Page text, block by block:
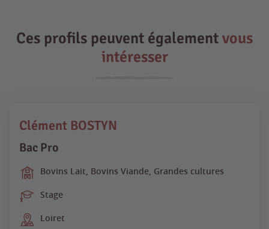
Ces profils peuvent égalementvous
intéresser
Clément BOSTYN
Bac Pro
Bovins Lait, Bovins Viande, Grandes cultures
Stage
Loiret